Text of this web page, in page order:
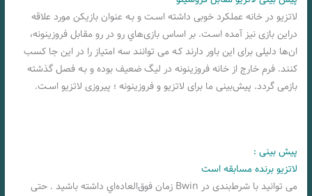
لاتزیو در خانه عملکرد خوبی داشته اسـت و بـه عنوان بازیکن مورد علاقه
دراین بازی نیز آمده اسـت. بر اساس بازی‌هاي‌ رو در رو مقابل فروزینونه،
ان‌ها دلیلی برای این باور دارند کـه می توانند سه امتیاز را در این جا کسب
کنند. فرم خارج از خانه فروزینونه در لیگ ضعیف بوده و بـه فصل گذشته
بازمی گردد. پیش‌بینی ما برای لاتزیو و فروزینونه ؛ پیروزی لاتزیو اسـت.
پیش بینی :
لاتزیو برنده مسابقه است
می توانید با شرط‌بندی در Bwin زمان فوق‌العاده‌اي داشته باشید . حتی